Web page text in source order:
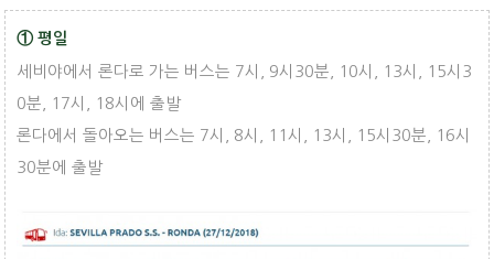
① 평일
세비야에서 론다로 가는 버스는 7시, 9시30분, 10시, 13시, 15시3
0분, 17시, 18시에 출발
론다에서 돌아오는 버스는 7시, 8시, 11시, 13시, 15시30분, 16시
30분에 출발